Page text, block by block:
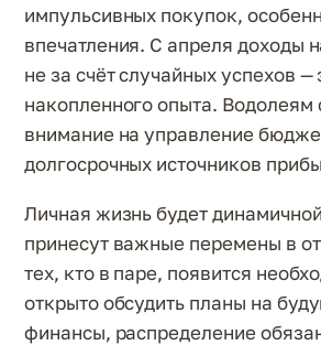
импульсивных покупок,
впечатления. С апреля доходы
не за счёт случайных успехов —
накопленного опыта. Водолеям
внимание на управление
долгосрочных источников
Личная жизнь будет
принесут важные перемены в
тех, кто в паре, появится
открыто обсудить планы на
финансы, распределение